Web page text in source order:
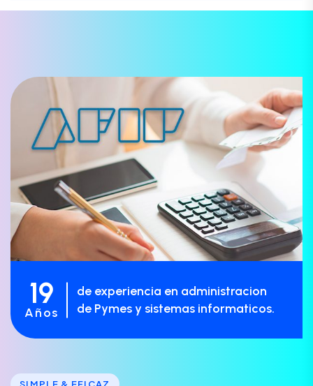
19
Años
de experiencia en administracion
de Pymes y sistemas informaticos.